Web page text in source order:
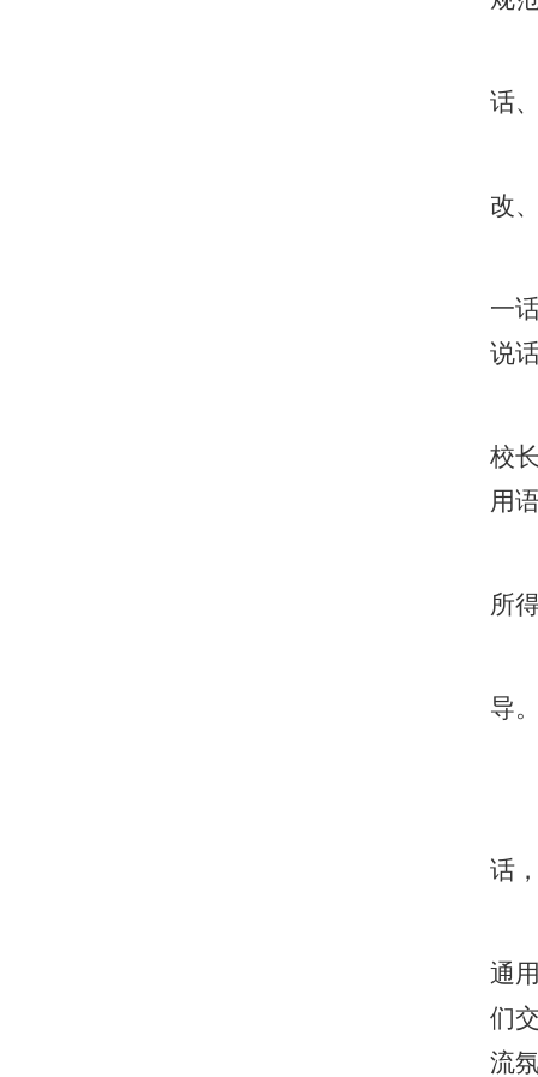
话
改
一
说
校
用
所
导。
话
通
们
流